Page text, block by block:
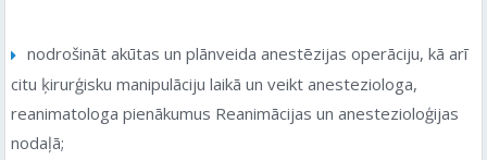
nodrošināt akūtas un plānveida anestēzijas operāciju, kā arī
citu ķirurģisku manipulāciju laikā un veikt anesteziologa,
reanimatologa pienākumus Reanimācijas un anestezioloģijas
nodaļā;